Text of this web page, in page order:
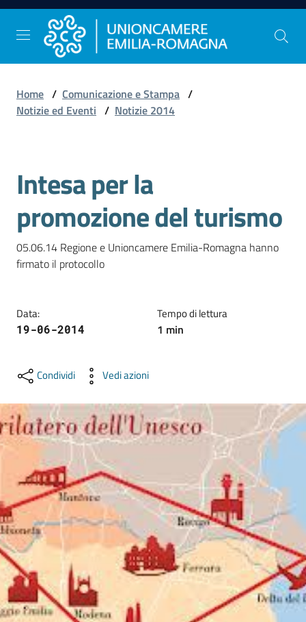
Vai al contenuto
Vai alla navigazione
Vai al footer
Comunicazione
Studi
e
Statistica
lavoro
Promozione
Innovazione
Internazionalizzazione
delle
Imprese
Chi
siamo
Home / Comunicazione e Stampa /
Notizie ed Eventi / Notizie 2014
Salta al contenuto
Intesa per la
promozione del turismo
05.06.14 Regione e Unioncamere Emilia-Romagna hanno
firmato il protocollo
Data:
19-06-2014
Tempo di lettura
1 min
Condividi Vedi azioni